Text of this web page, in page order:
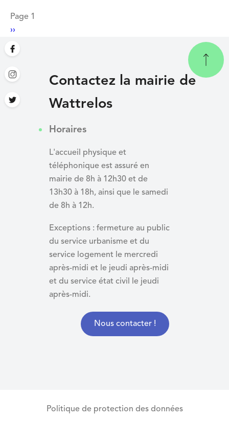
Pagination
Page 1
Page
suivante
››
Contactez la mairie de
Wattrelos
Horaires
L'accueil physique et
téléphonique est assuré en
mairie de 8h à 12h30 et de
13h30 à 18h, ainsi que le samedi
de 8h à 12h.
Exceptions : fermeture au public
du service urbanisme et du
service logement le mercredi
après-midi et le jeudi après-midi
et du service état civil le jeudi
après-midi.
Nous contacter !
Politique de protection des données